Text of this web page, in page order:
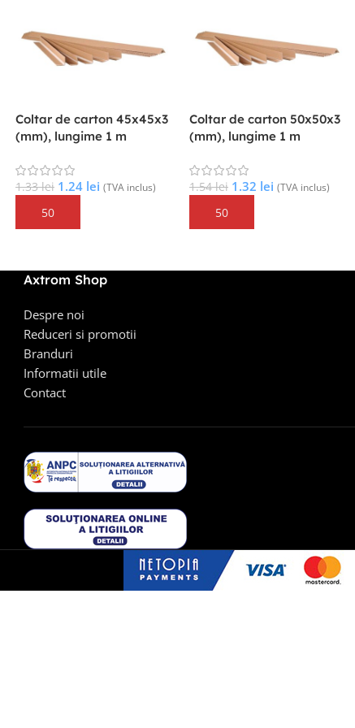
Cutie de carton
235x90x50 CO3, cod
Adaugă În Coș
Cutie de carton
185x85x50 CO3, cod
Adaugă În Coș
Axtrom Shop
Despre noi
Reduceri si promotii
Branduri
Informatii utile
Contact